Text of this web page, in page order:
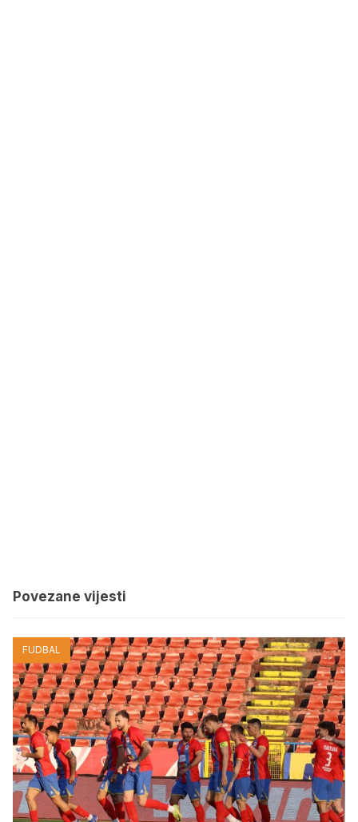
Povezane vijesti
FUDBAL